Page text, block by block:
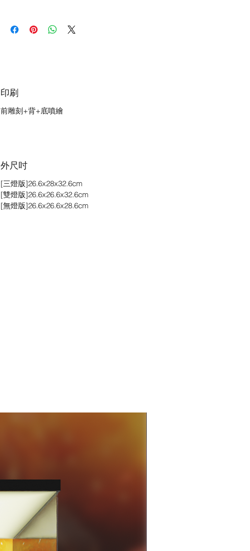
印刷
前雕刻+背+底噴繪
外尺吋
[三燈版]26.6x28x32.6cm
[雙燈版]26.6x26.6x32.6cm
[無燈版]26.6x26.6x28.6cm